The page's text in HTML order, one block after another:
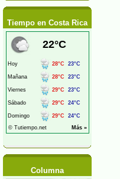
Tiempo en Costa Rica
Columna